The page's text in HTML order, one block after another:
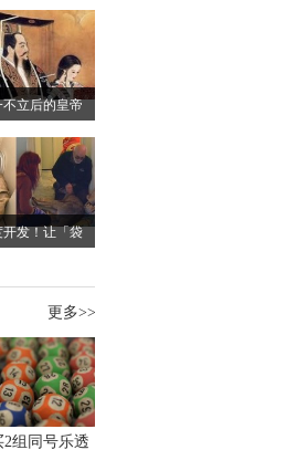
不立后的皇帝
发！让「袋
更多>>
组同号乐透